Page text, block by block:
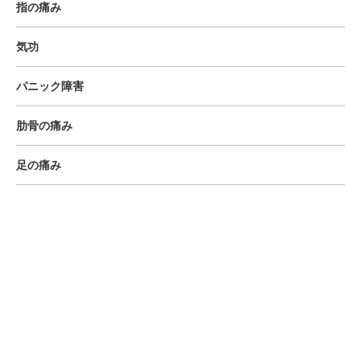
指の痛み
気功
パニック障害
肋骨の痛み
足の痛み